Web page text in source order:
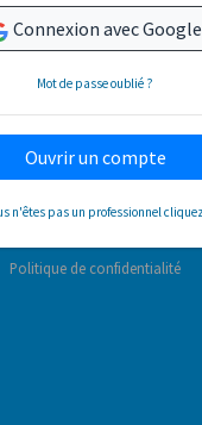
Connexion avec Google
Mot de passe oublié ?
Ouvrir un compte
n'êtes pas un professionnel
Politique de confidentialité